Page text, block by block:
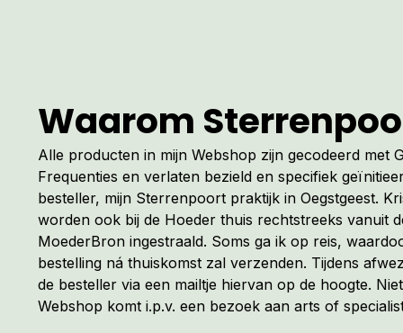
Waarom
Alle producten in mijn Webshop zijn gecodeerd met
Frequenties en verlaten bezield en specifiek
besteller, mijn Sterrenpoort praktijk in Oegstgeest.
worden ook bij de Hoeder thuis rechtstreeks vanuit
MoederBron ingestraald. Soms ga ik op reis,
bestelling ná thuiskomst zal verzenden. Tijdens
de besteller via een mailtje hiervan op de hoogte.
Webshop komt i.p.v. een bezoek aan arts of